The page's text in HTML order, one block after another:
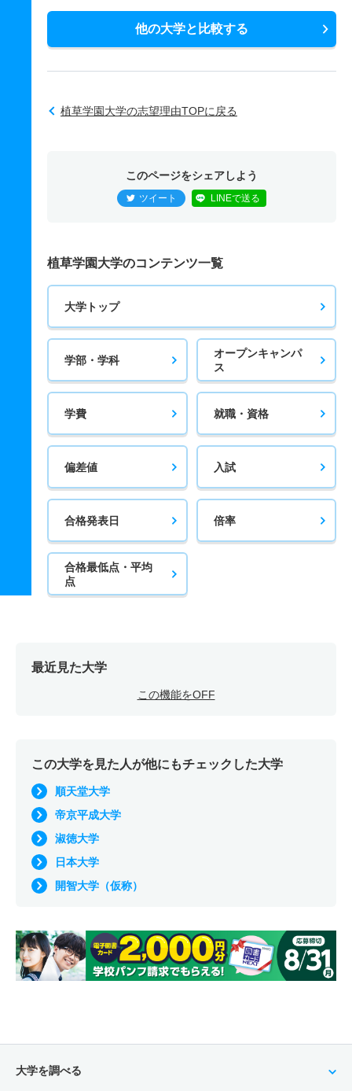
他の大学と比較する
植草学園大学の志望理由TOPに戻る
このページをシェアしよう
ツイート LINEで送る
植草学園大学のコンテンツ一覧
大学トップ
学部・学科
オープンキャンパ
ス
学費 就職・資格
偏差値 入試
合格発表日 倍率
合格最低点・平均
点
最近見た大学
この機能をOFF
この大学を見た人が他にもチェックした大学
順天堂大学
帝京平成大学
淑徳大学
日本大学
開智大学（仮称）
大学を調べる